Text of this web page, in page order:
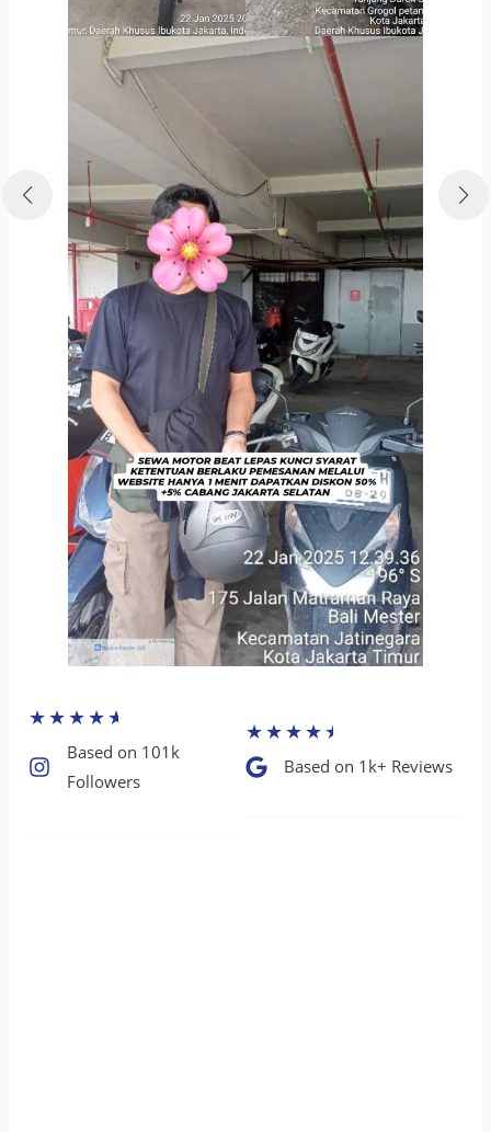
★★★★★
Based on 101k
Followers​
★★★★★
Based on 1k+ Reviews​